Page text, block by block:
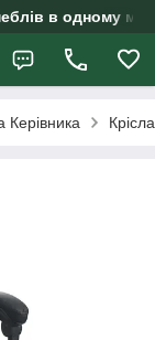
в одному
Керівника